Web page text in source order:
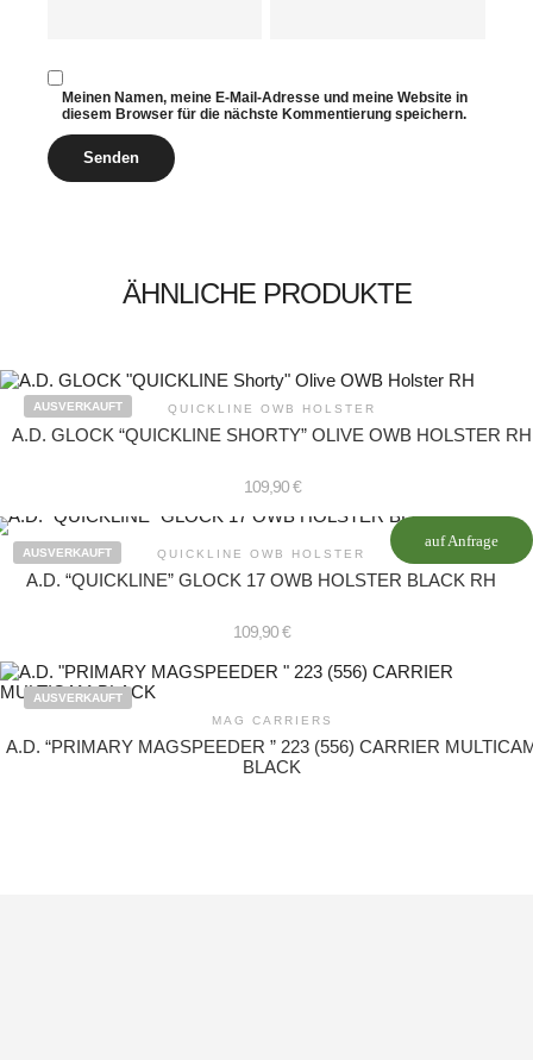
Meinen Namen, meine E-Mail-Adresse und meine Website in
diesem Browser für die nächste Kommentierung speichern.
ÄHNLICHE PRODUKTE
AUSVERKAUFT QUICKLINE OWB HOLSTER
A.D. GLOCK “QUICKLINE SHORTY” OLIVE OWB HOLSTER RH
109,90€
auf Anfrage
AUSVERKAUFT QUICKLINE OWB HOLSTER
A.D. “QUICKLINE” GLOCK 17 OWB HOLSTER BLACK RH
109,90€
AUSVERKAUFT
MAG CARRIERS
A.D. “PRIMARY MAGSPEEDER ” 223 (556) CARRIER
BLACK